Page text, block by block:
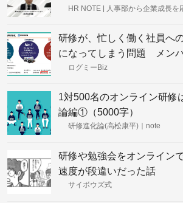
田・JTB櫻井・LMI川内
HR NOTE | 人事部から企業成長を
研修が、忙しく働く社員へ
になってしまう問題 メンバ
らないための、企画者自身
ログミーBiz
1対500名のオンライン研修
論編①（5000字）
研修進化論(高松康平)｜note
研修や勉強会をオンライン
速度が段違いだった話
サイボウズ式